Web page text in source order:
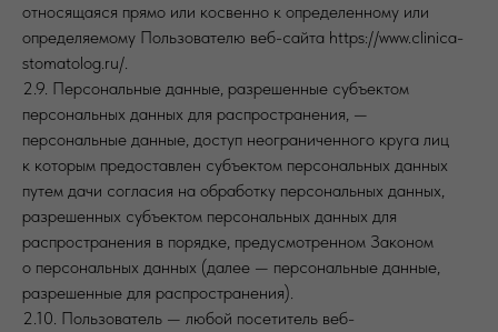
относящаяся прямо или косвенно к определенному или
определяемому Пользователю веб-сайта https://www.clinica-
stomatolog.ru/.
2.9. Персональные данные, разрешенные субъектом
персональных данных для распространения, —
персональные данные, доступ неограниченного круга лиц
к которым предоставлен субъектом персональных данных
путем дачи согласия на обработку персональных данных,
разрешенных субъектом персональных данных для
распространения в порядке, предусмотренном Законом
о персональных данных (далее — персональные данные,
разрешенные для распространения).
2.10. Пользователь — любой посетитель веб-